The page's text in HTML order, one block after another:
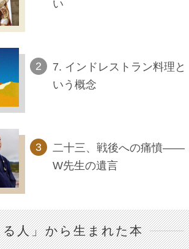
い
7. インドレストラン料理と
いう概念
二十三、戦後への痛憤――
W先生の遺言
人」から生まれた本